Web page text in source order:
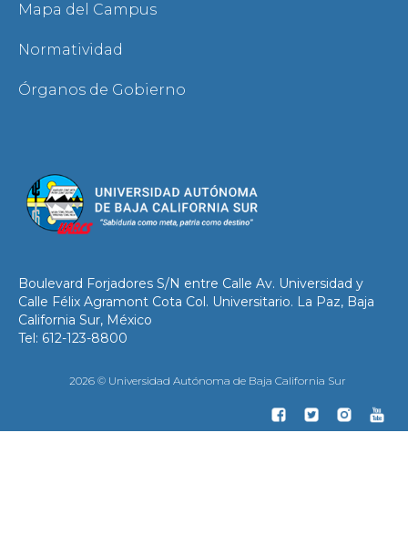
Mapa del Campus
Normatividad
Órganos de Gobierno
Boulevard Forjadores S/N entre Calle Av. Universidad y
Calle Félix Agramont Cota Col. Universitario. La Paz, Baja
California Sur, México
Tel: 612-123-8800
2026 © Universidad Autónoma de Baja California Sur